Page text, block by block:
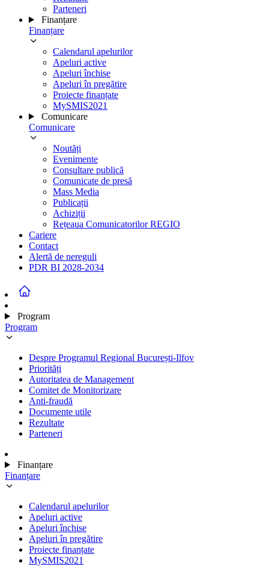
Parteneri
Finanțare
Finanțare
Calendarul apelurilor
Apeluri active
Apeluri închise
Apeluri în pregătire
Proiecte finanțate
MySMIS2021
Comunicare
Comunicare
Noutăți
Evenimente
Consultare publică
Comunicate de presă
Mass Media
Publicații
Achiziții
Rețeaua Comunicatorilor REGIO
Cariere
Contact
Alertă de nereguli
PDR BI 2028-2034
Program
Program
Despre Programul Regional București-Ilfov
Priorități
Autoritatea de Management
Comitet de Monitorizare
Anti-fraudă
Documente utile
Rezultate
Parteneri
Finanțare
Finanțare
Calendarul apelurilor
Apeluri active
Apeluri închise
Apeluri în pregătire
Proiecte finanțate
MySMIS2021